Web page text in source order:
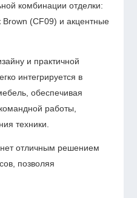
комбинации отделки:
Brown (CF09) и акцентные
и практичной
интегрируется в
обеспечивая
работы,
техники.
отличным решением
позволяя